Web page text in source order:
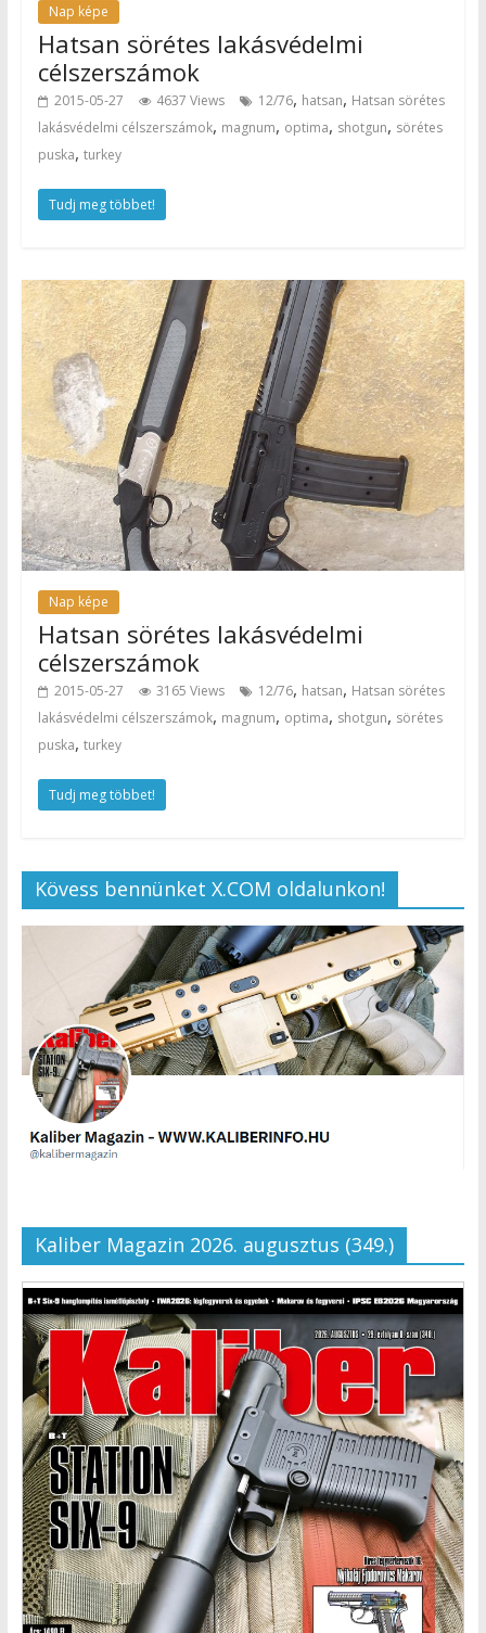
Nap képe
Hatsan sörétes lakásvédelmi
célszerszámok
2015-05-27 4637 Views 12/76, hatsan, Hatsan sörétes
lakásvédelmi célszerszámok, magnum, optima, shotgun, sörétes
puska, turkey
Tudj meg többet!
Nap képe
Hatsan sörétes lakásvédelmi
célszerszámok
2015-05-27 3165 Views 12/76, hatsan, Hatsan sörétes
lakásvédelmi célszerszámok, magnum, optima, shotgun, sörétes
puska, turkey
Tudj meg többet!
Kövess bennünket X.COM oldalunkon!
Kaliber Magazin 2026. augusztus (349.)